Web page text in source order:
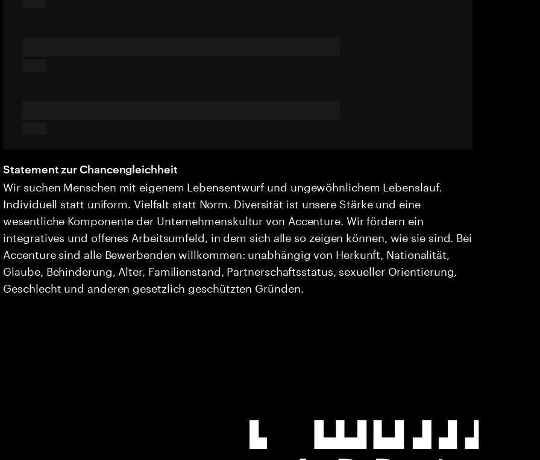
Statement zur Chancengleichheit
Wir suchen Menschen mit eigenem Lebensentwurf und ungewöhnlichem Lebenslauf.
Individuell statt uniform. Vielfalt statt Norm. Diversität ist unsere Stärke und eine
wesentliche Komponente der Unternehmenskultur von Accenture. Wir fördern ein
integratives und offenes Arbeitsumfeld, in dem sich alle so zeigen können, wie sie sind. Bei
Accenture sind alle Bewerbenden willkommen: unabhängig von Herkunft, Nationalität,
Glaube, Behinderung, Alter, Familienstand, Partnerschaftsstatus, sexueller Orientierung,
Geschlecht und anderen gesetzlich geschützten Gründen.